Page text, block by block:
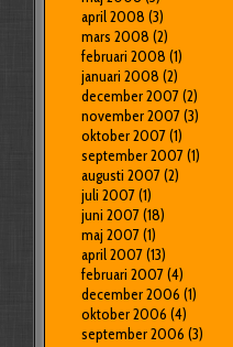
april 2008 (3)
mars 2008 (2)
februari 2008 (1)
januari 2008 (2)
december 2007(2)
november 2007(3)
oktober 2007(1)
september 2007(1)
augusti 2007(2)
juli 2007(1)
juni 2007(18)
maj 2007(1)
april 2007(13)
februari 2007(4)
december 2006 (1)
oktober 2006 (4)
september 2006 (3)